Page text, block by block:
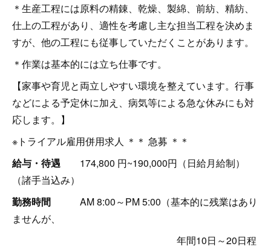
＊生産工程には原料の精錬、乾燥、製綿、前紡、精紡、
仕上の工程があり、適性を考慮し主な担当工程を決めま
すが、他の工程にも従事していただくことがあります。
＊作業は基本的には立ち仕事です。
【家事や育児と両立しやすい環境を整えています。行事
などによる予定休に加え、病気等による急な休みにも対
応します。】
※トライアル雇用併用求人 ＊＊ 急募 ＊＊
給与・待遇 174,800 円~190,000円（日給月給制）
（諸手当込み）
勤務時間 AM 8:00～PM 5:00（基本的に残業はあり
ませんが、
年間10日～20日程